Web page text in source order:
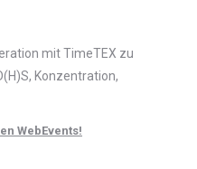
mit TimeTEX zu
Konzentration,
WebEvents!